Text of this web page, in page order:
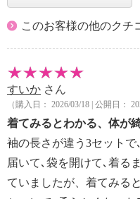
このお客様の他のクチ
すいか さん
（購入日： 2026/03/18 | 公開日：
着てみるとわかる、体が
袖の長さが違う3セットで
届いて､袋を開けて､着る
ていましたが、着てみる